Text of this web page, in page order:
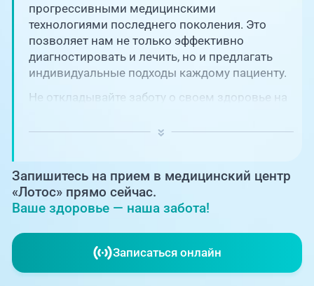
Блог врачей
Новости
+7 (351) 220-00-03
+7 (351) 220-03-03
Центр амбулаторной
онкологической помощи
+7 (7142) 927-003
прогрессивными медицинскими
технологиями последнего поколения. Это
позволяет нам не только эффективно
диагностировать и лечить, но и предлагать
индивидуальные подходы каждому пациенту.
Не откладывайте заботу о своем здоровье на
ключевую роль в поддержании вашего
Запишитесь на прием в медицинский центр
«Лотос» прямо сейчас.
Ваше здоровье — наша забота!
Записаться онлайн